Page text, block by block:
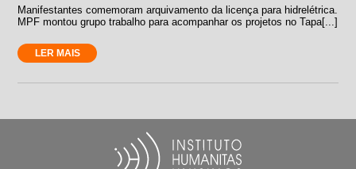
Manifestantes comemoram arquivamento da licença para hidrelétrica.
MPF montou grupo trabalho para acompanhar os projetos no Tapa[...]
LER MAIS